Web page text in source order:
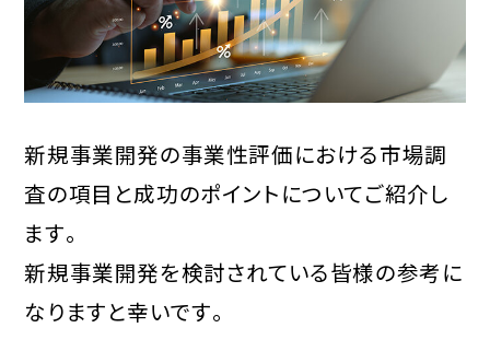
新規事業開発の事業性評価における市場調
査の項目と成功のポイントについてご紹介し
ます｡
新規事業開発を検討されている皆様の参考に
なりますと幸いです｡